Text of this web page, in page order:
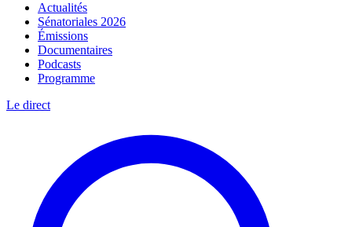
Actualités
Sénatoriales 2026
Émissions
Documentaires
Podcasts
Programme
Le direct